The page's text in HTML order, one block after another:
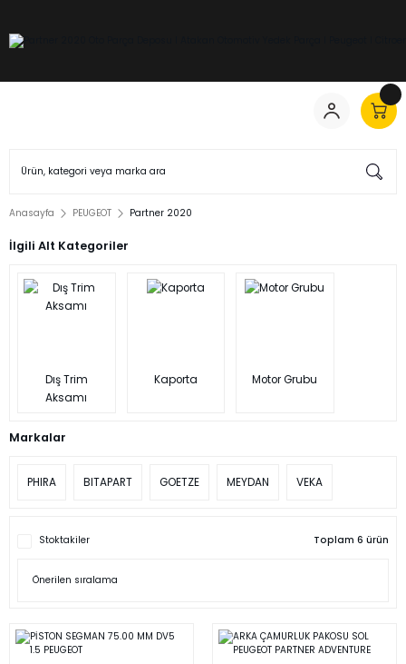
Anasayfa PEUGEOT Partner 2020
İlgili Alt Kategoriler
Dış Trim
Aksamı
Kaporta Motor Grubu
Markalar
PHIRA BITAPART GOETZE MEYDAN VEKA
Stoktakiler Toplam 6 ürün